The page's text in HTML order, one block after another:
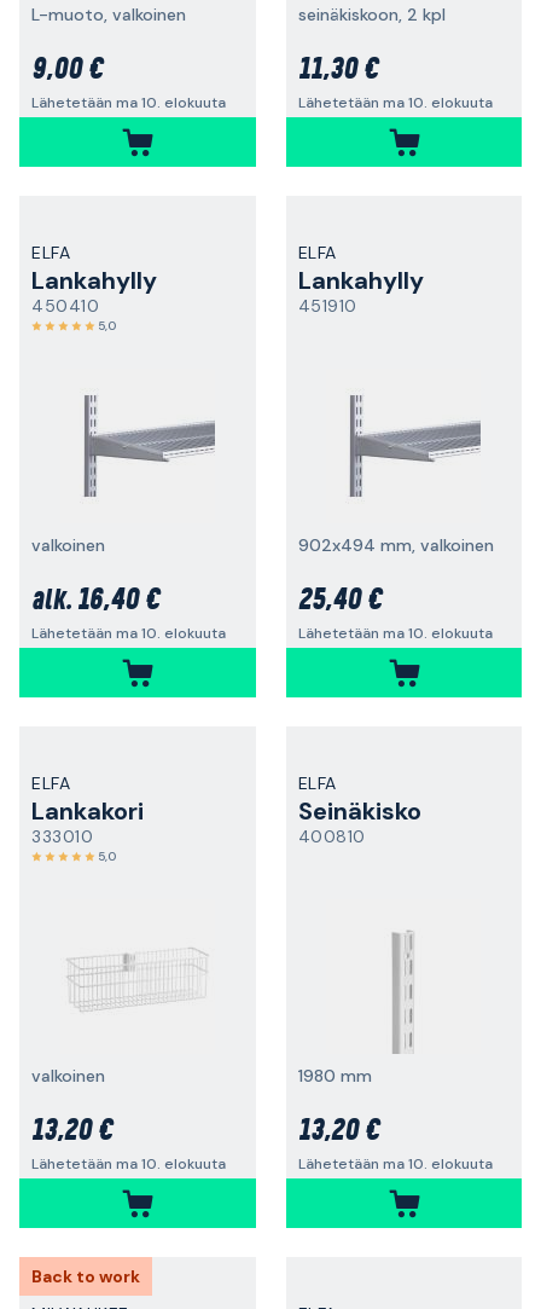
L-muoto, valkoinen
9,00 €
Lähetetään ma 10. elokuuta
seinäkiskoon, 2 kpl
11,30 €
Lähetetään ma 10. elokuuta
ELFA
Lankahylly
450410
5,0
valkoinen
alk. 16,40 €
Lähetetään ma 10. elokuuta
ELFA
Lankahylly
451910
902x494 mm, valkoinen
25,40 €
Lähetetään ma 10. elokuuta
ELFA
Lankakori
333010
5,0
valkoinen
13,20 €
Lähetetään ma 10. elokuuta
ELFA
Seinäkisko
400810
1980 mm
13,20 €
Lähetetään ma 10. elokuuta
Back to work